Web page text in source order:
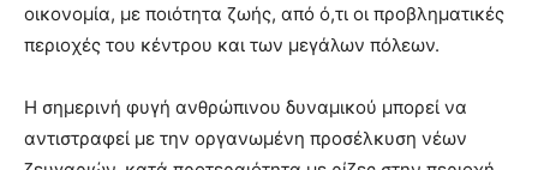
οικονομία, με ποιότητα ζωής, από ό,τι οι προβληματικές
περιοχές του κέντρου και των μεγάλων πόλεων.
Η σημερινή φυγή ανθρώπινου δυναμικού μπορεί να
αντιστραφεί με την οργανωμένη προσέλκυση νέων